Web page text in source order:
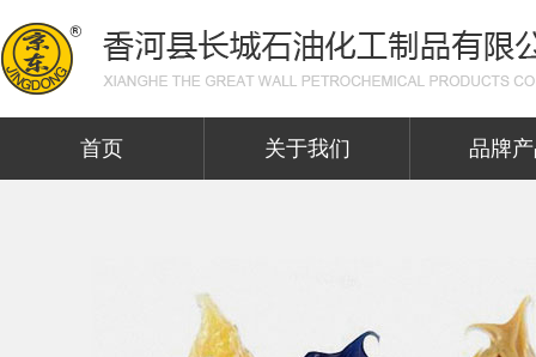
首页 关于我们 品牌